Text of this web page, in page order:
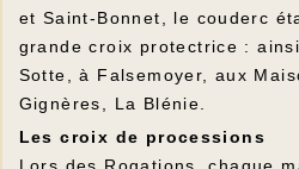
et Saint-Bonnet, le couderc
grande croix protectrice :
Sotte, à Falsemoyer, aux
Gignères, La Blénie.
Les croix de processions